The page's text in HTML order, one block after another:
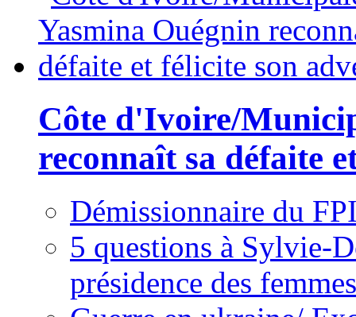
Côte d'Ivoire/
reconnaît sa défaite
Démissionnaire du
5 questions à Sylvie-
présidence des